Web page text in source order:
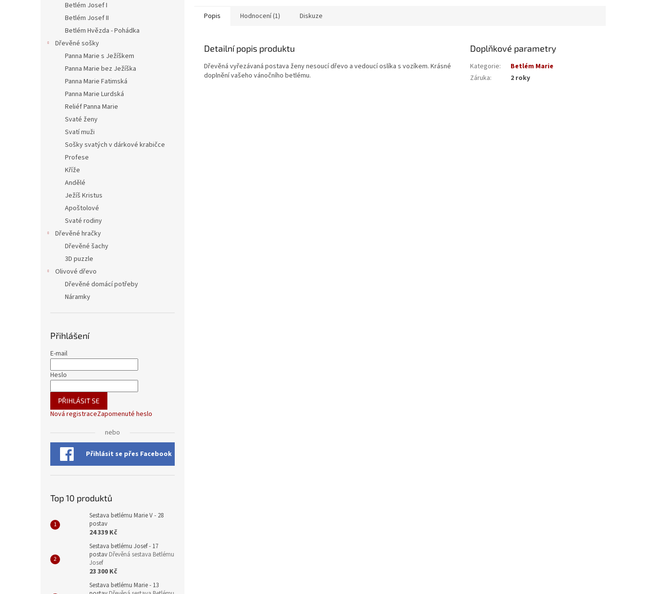
Betlém Josef I
Betlém Josef II
Betlém Hvězda - Pohádka
Dřevěné sošky
Panna Marie s Ježíškem
Panna Marie bez Ježíška
Panna Marie Fatimská
Panna Marie Lurdská
Reliéf Panna Marie
Svaté ženy
Svatí muži
Sošky svatých v dárkové krabičce
Profese
Kříže
Andělé
Ježíš Kristus
Apoštolové
Svaté rodiny
Dřevěné hračky
Dřevěné šachy
3D puzzle
Olivové dřevo
Dřevěné domácí potřeby
Náramky
Přihlášení
E-mail
Heslo
PŘIHLÁSIT SE
Nová registraceZapomenuté heslo
nebo
Přihlásit se přes Facebook
Top 10 produktů
Sestava betlému Marie V - 28
postav
24 339 Kč
Sestava betlému Josef - 17
postav Dřevěná sestava Betlému
Josef
23 300 Kč
Sestava betlému Marie - 13
Popis Hodnocení (1) Diskuze
Detailní popis produktu
Dřevěná vyřezávaná postava ženy nesoucí dřevo a vedoucí oslíka s vozíkem. Krásné
doplnění vašeho vánočního betlému.
Doplňkové parametry
Kategorie:
Betlém Marie
Záruka: 2 roky